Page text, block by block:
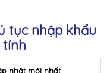
tục nhập khẩu
nhật mới nhất